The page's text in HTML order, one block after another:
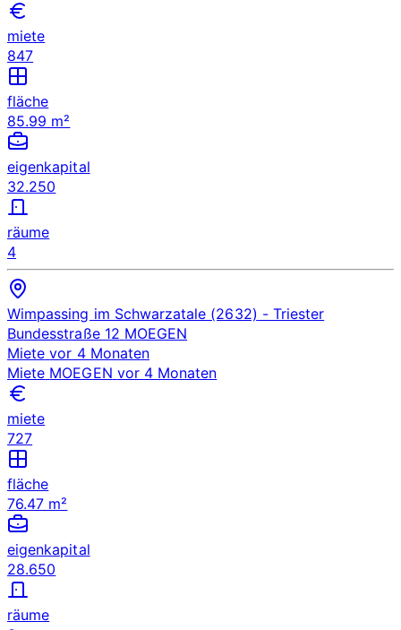
miete
847
fläche
85.99 m²
eigenkapital
32.250
räume
4
Wimpassing im Schwarzatale (2632) - Triester
Bundesstraße 12 MOEGEN
Miete vor 4 Monaten
Miete MOEGEN vor 4 Monaten
miete
727
fläche
76.47 m²
eigenkapital
28.650
räume